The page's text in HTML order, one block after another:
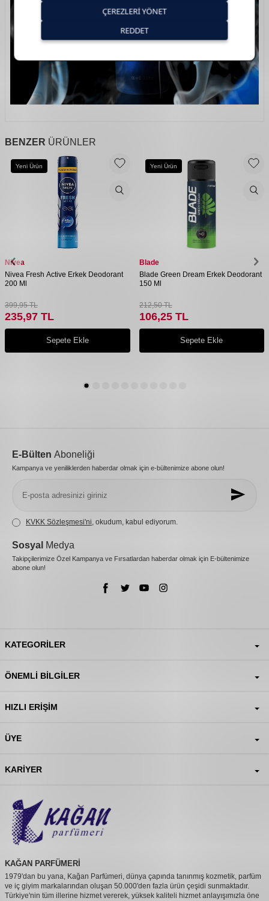
BENZER ÜRÜNLER
Yeni Ürün
Nivea
Nivea Fresh Active Erkek Deodorant
200 Ml
399,95TL
235,97 TL
Sepete Ekle
Yeni Ürün
Blade
Blade Green Dream Erkek Deodorant
150 Ml
212,50TL
106,25TL
Sepete Ekle
E-Bülten Aboneliği
Kampanya ve yeniliklerden haberdar olmak için e-bültenimize abone olun!
KVKK Sözleşmesi'ni , okudum, kabul ediyorum.
Sosyal Medya
Takipçilerimize Özel Kampanya ve Fırsatlardan haberdar olmak için E-bültenimize
abone olun!
KATEGORILER
ÖNEMLI BILGILER
HIZLI ERIŞIM
ÜYE
KARIYER
KAĞAN PARFÜMERİ
1979'dan bu yana, Kağan Parfümeri, dünya çapında tanınmış kozmetik, parfüm
ve iç giyim markalarından oluşan 50.000'den fazla ürün çeşidi sunmaktadır.
Türkiye'nin tüm illerine hizmet vererek, yüksek kaliteli hizmet anlayışımızla öne